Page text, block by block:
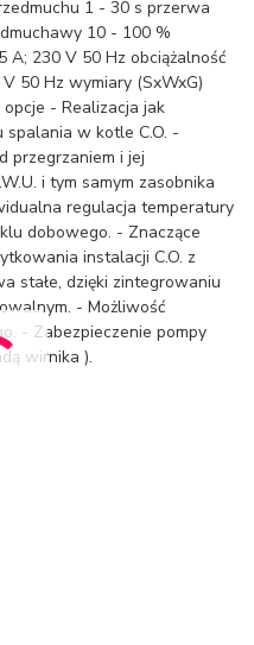
1 - 30 s przerwa
10 - 100 %
A; 230 V 50 Hz obciążalność
50 Hz wymiary (SxWxG)
- Realizacja jak
w kotle C.O. -
przegrzaniem i jej
i tym samym zasobnika
regulacja temperatury
dobowego. - Znaczące
instalacji C.O. z
stałe, dzięki zintegrowaniu
- Możliwość
- Zabezpieczenie pompy
wirnika ).